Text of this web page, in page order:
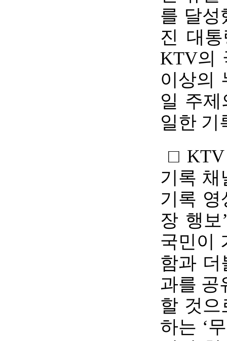
를 달성
진 대
KTV의
이상의
일 주
일한 기
□ KTV
기록 채
기록 영
장 행보
국민이
함과 더
과를 공
할 것으
하는 ‘